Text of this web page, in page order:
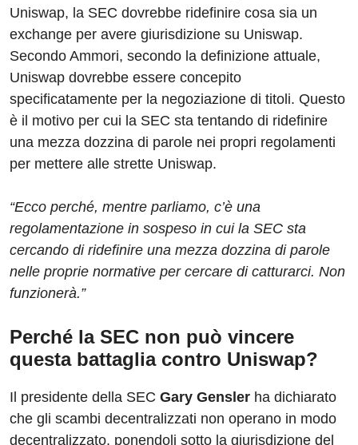
Uniswap, la SEC dovrebbe ridefinire cosa sia un
exchange per avere giurisdizione su Uniswap.
Secondo Ammori, secondo la definizione attuale,
Uniswap dovrebbe essere concepito
specificatamente per la negoziazione di titoli. Questo
è il motivo per cui la SEC sta tentando di ridefinire
una mezza dozzina di parole nei propri regolamenti
per mettere alle strette Uniswap.
“Ecco perché, mentre parliamo, c’è una
regolamentazione in sospeso in cui la SEC sta
cercando di ridefinire una mezza dozzina di parole
nelle proprie normative per cercare di catturarci. Non
funzionerà.”
Perché la SEC non può vincere
questa battaglia contro Uniswap?
Il presidente della SEC Gary Gensler ha dichiarato
che gli scambi decentralizzati non operano in modo
decentralizzato, ponendoli sotto la giurisdizione del